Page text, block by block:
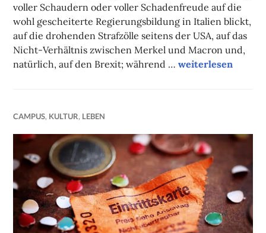
voller Schaudern oder voller Schadenfreude auf die
wohl gescheiterte Regierungsbildung in Italien blickt,
auf die drohenden Strafzölle seitens der USA, auf das
Nicht-Verhältnis zwischen Merkel und Macron und,
natürlich, auf den Brexit; während …Campuskolumne
weiterlesen
CAMPUS, KULTUR, LEBEN